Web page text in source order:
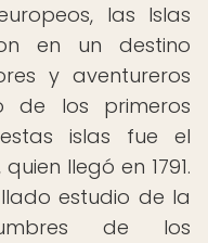
las Islas
en un destino
y aventureros
de los primeros
islas fue el
llegó en 1791.
estudio de la
de los